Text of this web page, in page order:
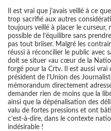
Il est vrai que j’avais veillé à ce
trop sacrifié aux autres
toujours veillé à placer le
possible de l’équilibre sans
pas tout briiser. Malgré les
réussi à réconcilier le public avec
doit se situer «au cœur de la
forgé pour la Crtv. Il est aussi vrai
président de l’Union des
mémorandum directement
demander rien de moins que la
ainsi que la dépénalisation des
valu de fortes pressions et ont
c’est-à-dire, dans le contexte
indésirable !